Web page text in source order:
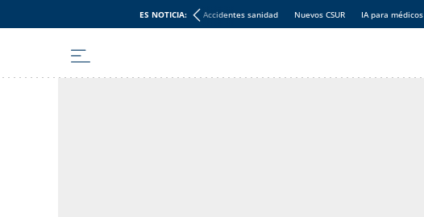
ES NOTICIA: Accidentes sanidad Nuevos CSUR IA para médicos